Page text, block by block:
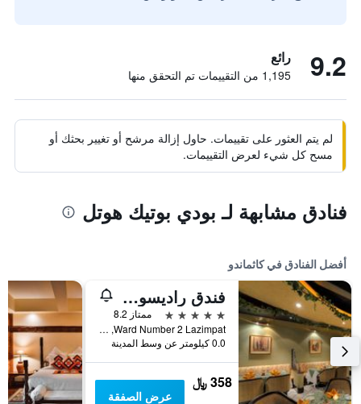
9.2 رائع
1,195 من التقييمات تم التحقق منها
لم يتم العثور على تقييمات. حاول إزالة مرشح أو تغيير بحثك أو
مسح كل شيء لعرض التقييمات.
فنادق مشابهة لـ بودي بوتيك هوتل
أفضل الفنادق في كاثماندو
فندق راديسون كاتماندو
5 نجوم
ممتاز 8.2
Ward Number 2 Lazimpat, كاثماندو, نيبال
0.0 كيلومتر عن وسط المدينة
358 ﷼
عرض الصفقة